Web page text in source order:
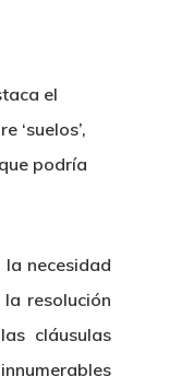
el
‘suelos’,
podría
necesidad
resolución
cláusulas